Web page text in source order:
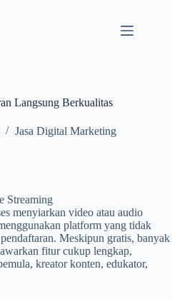
Langsung Berkualitas
Jasa Digital Marketing
menyiarkan video atau audio
platform yang tidak
Meskipun gratis, banyak
fitur cukup lengkap,
kreator konten, edukator,